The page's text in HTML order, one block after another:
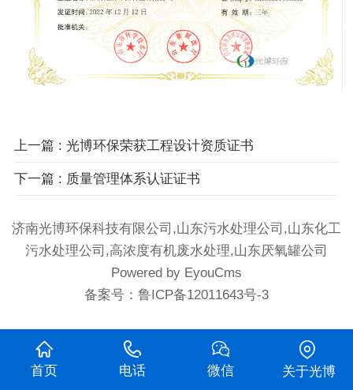
上一篇 : 光博环保荣获工程设计资质证书
下一篇 : 质量管理体系认证证书
济南光博环保科技有限公司,山东污水处理公司,山东化工
污水处理公司,高浓度有机废水处理,山东厌氧罐公司
Powered by EyouCms
备案号： 鲁ICP备12011643号-3
首页 电话 微信 关于光博